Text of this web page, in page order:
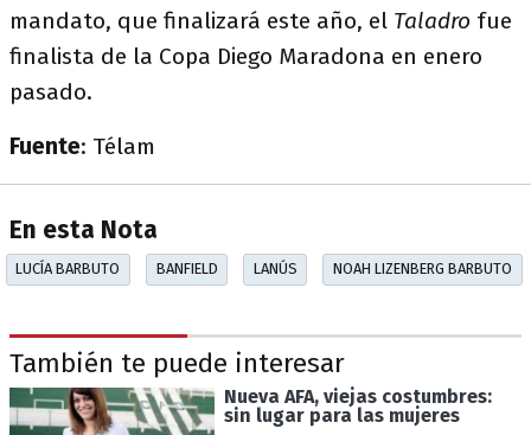
mandato, que finalizará este año, el Taladro fue
finalista de la Copa Diego Maradona en enero
pasado.
Fuente: Télam
En esta Nota
LUCÍA BARBUTO BANFIELD LANÚS NOAH LIZENBERG BARBUTO
También te puede interesar
Nueva AFA, viejas costumbres:
sin lugar para las mujeres